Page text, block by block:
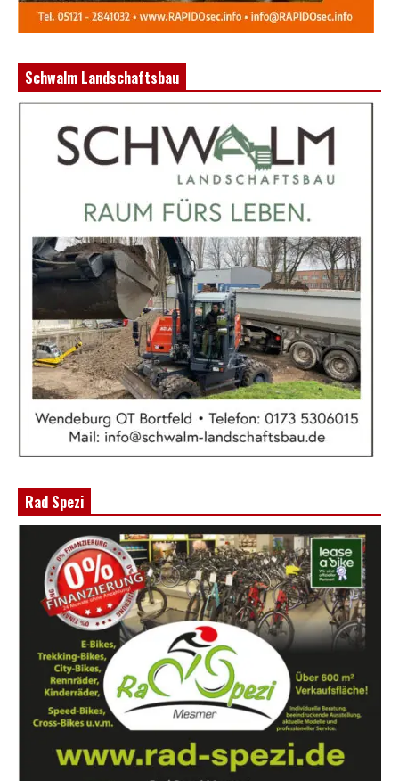
Schwalm Landschaftsbau
Rad Spezi